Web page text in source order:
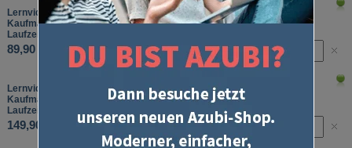
Lernvideos Abschlussprüfung Teil 1&2
Kaufmann/-frau für Büromanagement
Laufzeit: 6 Monate
89,90 €
Lernvideos Abschlussprüfung Teil 1&2
Kaufmann/-frau für Büromanagement
Laufzeit: 12 Monate
149,90 €